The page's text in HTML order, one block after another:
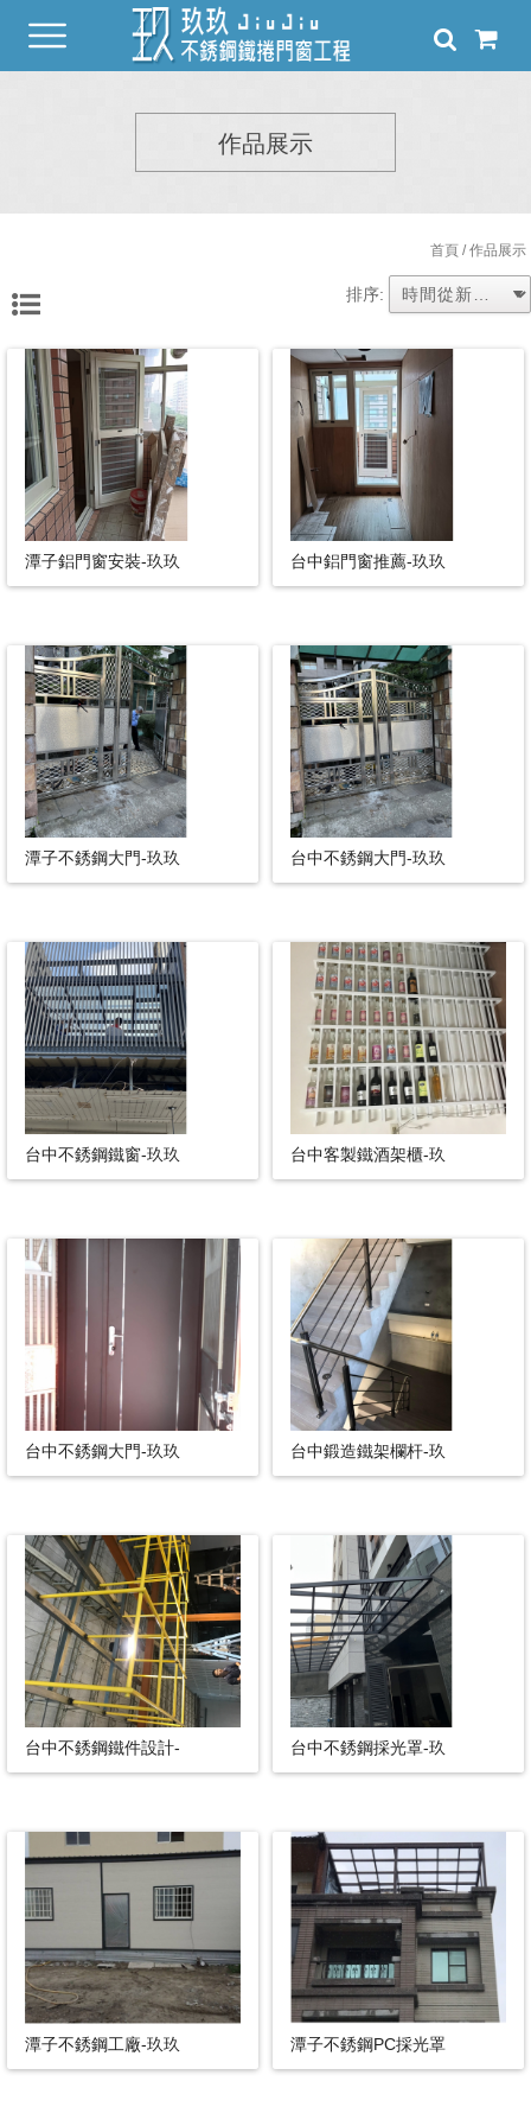
作品展示
首頁/ 作品展示
排序:
潭子鋁門窗安裝-玖玖 台中鋁門窗推薦-玖玖
潭子不銹鋼大門-玖玖 台中不銹鋼大門-玖玖
台中不銹鋼鐵窗-玖玖 台中客製鐵酒架櫃-玖
台中不銹鋼大門-玖玖 台中鍛造鐵架欄杆-玖
台中不銹鋼鐵件設計- 台中不銹鋼採光罩-玖
潭子不銹鋼工廠-玖玖 潭子不銹鋼PC採光罩